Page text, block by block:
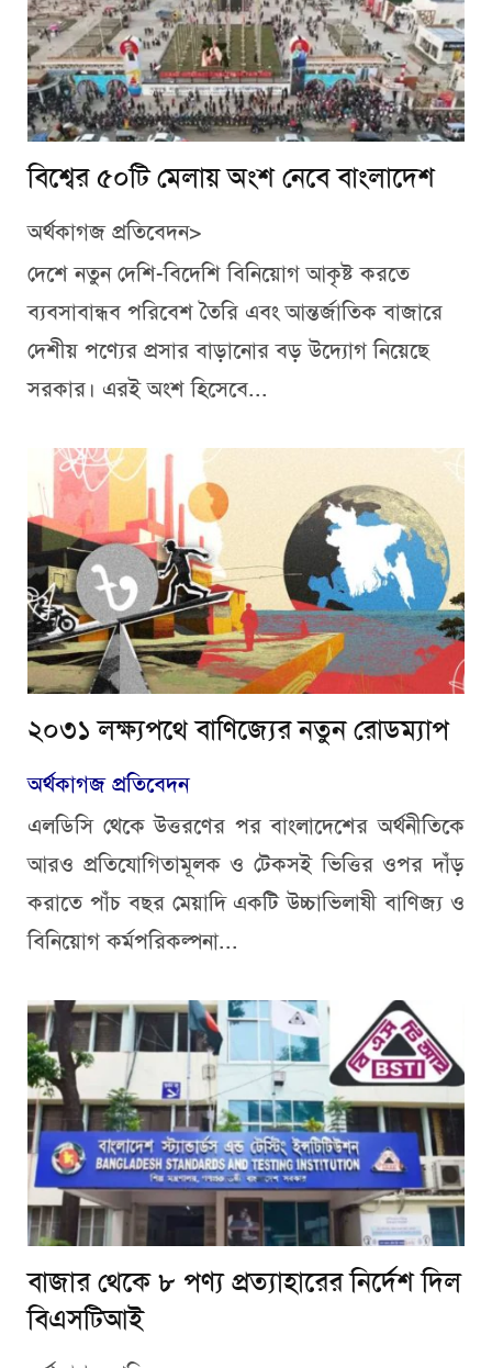
বিশ্বের ৫০টি মেলায় অংশ নেবে বাংলাদেশ
অর্থকাগজ প্রতিবেদন>
দেশে নতুন দেশি-বিদেশি বিনিয়োগ আকৃষ্ট করতে
ব্যবসাবান্ধব পরিবেশ তৈরি এবং আন্তর্জাতিক বাজারে
দেশীয় পণ্যের প্রসার বাড়ানোর বড় উদ্যোগ নিয়েছে
সরকার। এরই অংশ হিসেবে...
২০৩১ লক্ষ্যপথে বাণিজ্যের নতুন রোডম্যাপ
অর্থকাগজ প্রতিবেদন
এলডিসি থেকে উত্তরণের পর বাংলাদেশের অর্থনীতিকে
আরও প্রতিযোগিতামূলক ও টেকসই ভিত্তির ওপর দাঁড়
করাতে পাঁচ বছর মেয়াদি একটি উচ্চাভিলাষী বাণিজ্য ও
বিনিয়োগ কর্মপরিকল্পনা...
বাজার থেকে ৮ পণ্য প্রত্যাহারের নির্দেশ দিল
বিএসটিআই